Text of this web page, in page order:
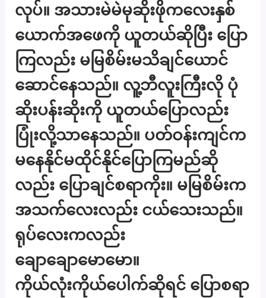
လုပ်။ အသားမဲမဲမုဆိုးဖိုကလေးနှစ်
ယောက်အဖေကို ယူတယ်ဆိုပြီး ပြော
ကြလည်း မမြစိမ်းမသိချင်ယောင်
ဆောင်နေသည်။ လူ့ဘီလူးကြီးလို ပုံ
ဆိုးပန်းဆိုးကို ယူတယ်ပြောလည်း
ပြုံးလို့သာနေသည်။ ပတ်ဝန်းကျင်က
မနေနိုင်မထိုင်နိုင်ပြောကြမည်ဆို
လည်း ပြောချင်စရာကိုး။ မမြစိမ်းက
အသက်လေးလည်း ငယ်သေးသည်။
ရုပ်လေးကလည်း
ချောချောမောမော။
ကိုယ်လုံးကိုယ်ပေါက်ဆိုရင် ပြောစရာ